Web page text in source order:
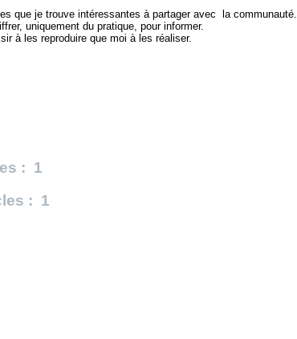
que je trouve intéressantes à partager avec la communauté.
uniquement du pratique, pour informer.
à les reproduire que moi à les réaliser.
: 1
: 1